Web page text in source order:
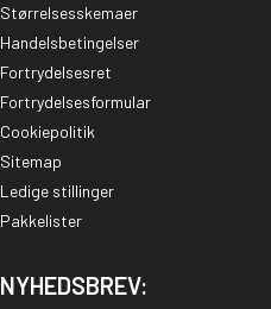
Størrelsesskemaer
Handelsbetingelser
Fortrydelsesret
Fortrydelsesformular
Cookiepolitik
Sitemap
Ledige stillinger
Pakkelister
NYHEDSBREV: